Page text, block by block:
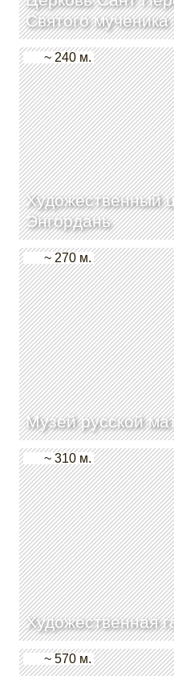
Святого
Художественный
Энгордань
~ 240 м.
Музей русской
~ 270 м.
Художественная
~ 310 м.
~ 570 м.